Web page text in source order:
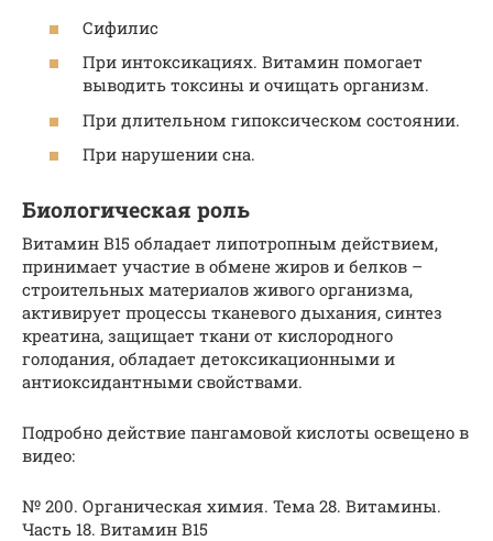
Сифилис
При интоксикациях. Витамин помогает
выводить токсины и очищать организм.
При длительном гипоксическом состоянии.
При нарушении сна.
Биологическая роль
Витамин B15 обладает липотропным действием,
принимает участие в обмене жиров и белков –
строительных материалов живого организма,
активирует процессы тканевого дыхания, синтез
креатина, защищает ткани от кислородного
голодания, обладает детоксикационными и
антиоксидантными свойствами.
Подробно действие пангамовой кислоты освещено в
видео:
№ 200. Органическая химия. Тема 28. Витамины.
Часть 18. Витамин В15